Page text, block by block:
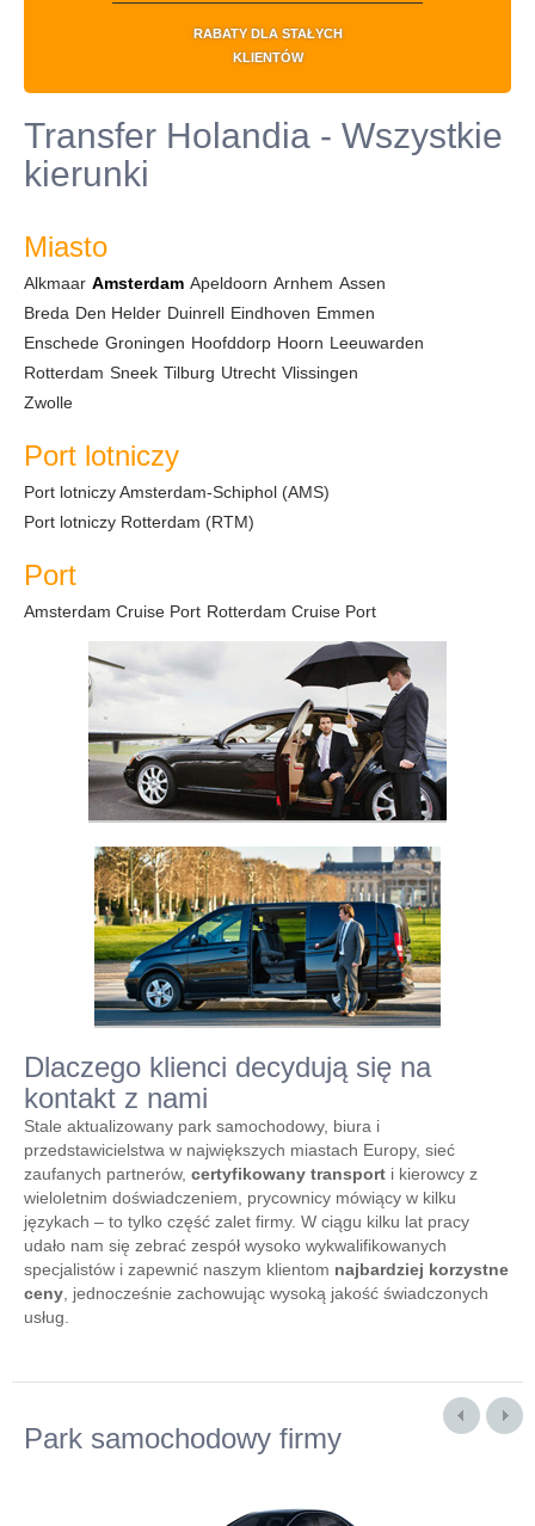
RABATY DLA STAŁYCH
KLIENTÓW
Transfer Holandia - Wszystkie
kierunki
Miasto
Alkmaar Amsterdam Apeldoorn Arnhem Assen
Breda Den Helder Duinrell Eindhoven Emmen
Enschede Groningen Hoofddorp Hoorn Leeuwarden
Rotterdam Sneek Tilburg Utrecht Vlissingen
Zwolle
Port lotniczy
Port lotniczy Amsterdam-Schiphol (AMS)
Port lotniczy Rotterdam (RTM)
Port
Amsterdam Cruise Port Rotterdam Cruise Port
Dlaczego klienci decydują się na
kontakt z nami
Stale aktualizowany park samochodowy, biura i
przedstawicielstwa w największych miastach Europy, sieć
zaufanych partnerów, certyfikowany transport i kierowcy z
wieloletnim doświadczeniem, prycownicy mówiący w kilku
językach – to tylko część zalet firmy. W ciągu kilku lat pracy
udało nam się zebrać zespół wysoko wykwalifikowanych
specjalistów i zapewnić naszym klientom najbardziej korzystne
ceny , jednocześnie zachowując wysoką jakość świadczonych
usług.
Park samochodowy firmy